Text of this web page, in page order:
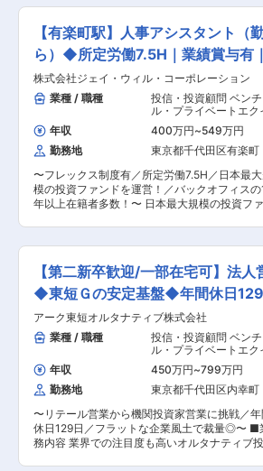
幅広い人材が集まっています。 ■会社概要： 当
社は「事業創造の力で世界を変える」をミッ
ンに、様々な取り組みを通じて新規事業創出
援する会社です。 提供するサービスはアクセラ
ータープログラムの運営、大企業の社内新規事
創出支援、ベンチャー投資、インキュベーショ
施設運営など多岐にわたります。 アクセラレ
ープログラムでは現在、売上高1,000億円~数兆
の大手企業を中心にコンサルティング・サービ
を提供しており、同時に企業内の事業開発担当
を育成するアクティブラーニングプログラムを
施しています。 但しこれらはイノベーション
の手段の一つに過ぎず、 スピンオフの創出や大
ための事業領域の拡大をしています。 変更の範
囲：会社の定める業務
に累計100社以上のスタートアップへ投資を行
ており、国内外のトップ起業家や投資家が約
1,000名規模で集結する日本最大級の招待制ス
ートアップカンファレンス「B Dash Camp」
営しています。 ■仕事内容 既存投資先の成長支
援から入っていただきながら、新たな投資先の
掘も担っていただきます。AI、ディープテック
中心にソーシング、デューデリジェンスを行
いただきます。 〈具体的には〉 ・スタートアッ
プ企業のソーシング ・投資実務（デューデリジ
ンスなど） ・既存投資先への成長支援 など ■
魅力： ◎「B Dash Camp」による圧倒的なエ
システム 業界のトッププレイヤーが集うカン
レンスに関わることで、起業家、大企業、投
との強力なネットワークを構築できます。 ◎
い投資ステージへの関与： シード・アーリー
ことができます。 ◎熱量の高い社風： 若手起
に対して「人として寄り添う」ことを重視し
気の挑戦にとことん向き合うカルチャーが根
ています。 ■B Dash Campとは？ 国内外のトッ
プリーダー約1000名が集結する、日本最大級の
招待制カンファレンスです。目玉のピッチ大会
「スター企業の登竜門」と呼ばれ、優勝した
SmartHRやカケハシなどは、その後累計数百億
規模の資金調達を実現しています。まさに、日
経済を動かす「巨額の資金と熱狂」が交差する
最前線の舞台です。 変更の範囲：会社の定める業
務
【有楽町駅】人事アシスタント（
ら）◆所定労働7.5H｜業績賞与有
担当へ
株式会社ジェイ・ウィル・コーポレーション
業種 / 職種
投信・投資顧問 ベン
ル・プライベートエク
与社保） 人事アシスタ
年収 400万円~549万円
勤務地
東京都千代田区有楽町
〜フレックス制度有／所定労働7.5H／日本最
模の投資ファンドを運営！／バックオフィス
年以上在籍者多数！〜 日本最大規模の投資ファン
任せいたします。 グループ全体でバックオフィス
の方は80名程度いらっしゃり、10年近く在籍さ
れている方もいらっしゃいます。 ■業務詳細 ま
ずは勤怠管理/教育研修サポートや庶務・事務
を通じて社内業務の流れを理解していただきな
ら、徐々に他の人事チーム業務へも業務の範囲
広げていただくことができます。 ◎入社直後〜
（まずお願いしたい業務） ・ファイリング、
タ入力／集計 ・社内申請の受付・チェック（簡
な内容から） ・入退社関連の書類準備（案内・
収・管理などの補助） ◎慣れてきたら（労務サポ
ート） ・勤怠データの回収・チェック（打刻漏
れ、申請漏れの確認など） ・勤怠締め作業の補
助、レポート作成 ・社員からの一次問い合わせ
応（手続きの案内・取次ぎ） ◎将来的に（希望・
適性に応じて） ・社会保険・雇用保険などの
【第二新卒歓迎/一部在宅可】法人
◆東短Ｇの安定基盤◆年間休日
績◎
アーク東短オルタナティブ株式会社
業種 / 職種
投信・投資顧問 ベン
ル・プライベートエク
営業 公開・引受
年収 450万円~799万円
勤務地
東京都千代田区内幸町
〜リテール営業から機関投資家営業に挑戦／年
休日129日／フラットな企業風土で裁量◎〜 ■
務内容 業界での注目度も高いオルタナティブ